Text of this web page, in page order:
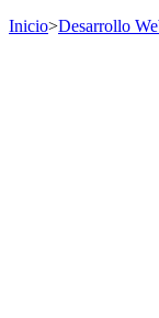
Inicio>Desarrollo